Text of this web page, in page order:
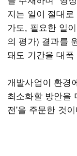
지는 일이 절대
가도, 필요한 일
의 평가) 결과를
돼도 기간을 대
개발사업이 환경
최소화할 방안을
전'을 주문한 것